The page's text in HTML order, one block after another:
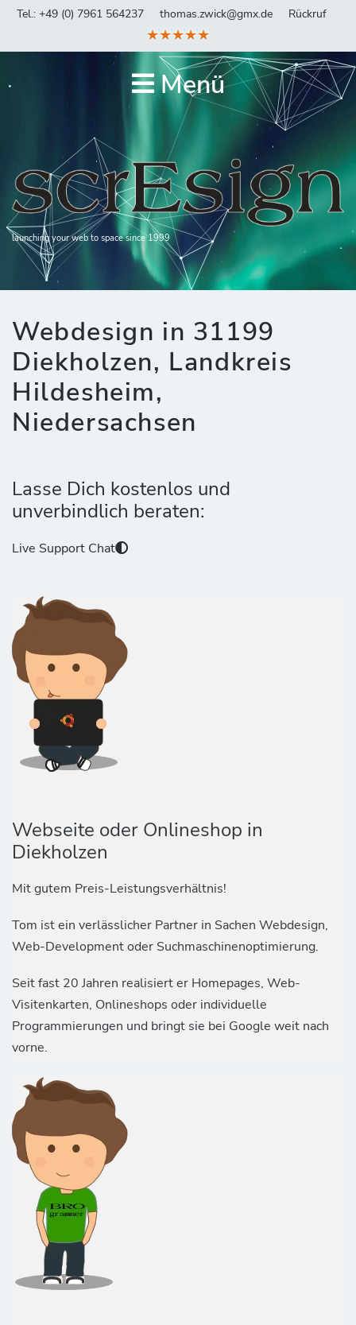
Tel.: +49 (0) 7961 564237 thomas.zwick@gmx.de Rückruf
★★★★★
Menü
launching your web to space since 1999
Webdesign in 31199
Diekholzen, Landkreis
Hildesheim,
Niedersachsen
Lasse Dich kostenlos und
unverbindlich beraten:
Live Support Chat
Webseite oder Onlineshop in
Diekholzen
Mit gutem Preis-Leistungsverhältnis!
Tom ist ein verlässlicher Partner in Sachen Webdesign,
Web-Development oder Suchmaschinenoptimierung.
Seit fast 20 Jahren realisiert er Homepages, Web-
Visitenkarten, Onlineshops oder individuelle
Programmierungen und bringt sie bei Google weit nach
vorne.